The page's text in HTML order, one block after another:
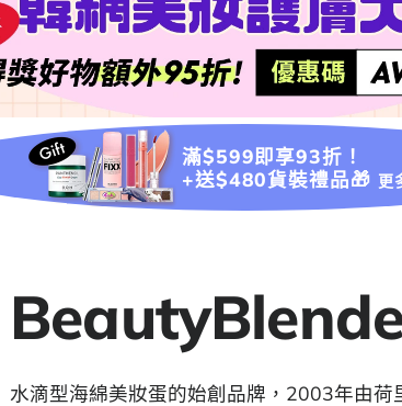
滿$599即享93折！
+送$480貨裝禮品🎁 更
水滴型海綿美妝蛋的始創品牌，2003年由